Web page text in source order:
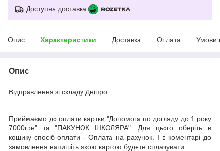
Доступна доставка
Опис Характеристики Доставка Оплата Умови
Опис
Відправлення зі складу Дніпро
Приймаємо до оплати картки "Допомога по догляду до 1 року
7000грн" та "ПАКУНОК ШКОЛЯРА". Для цього оберіть в
кошику спосіб оплати - Оплата на рахунок. І в коментарі до
замовлення напишіть якою картою будете сплачувати.